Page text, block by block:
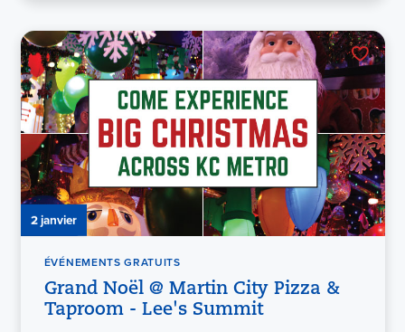
2 janvier
ÉVÉNEMENTS GRATUITS
Grand Noël @ Martin City Pizza &
Taproom - Lee's Summit